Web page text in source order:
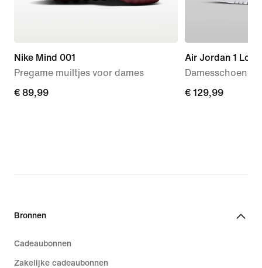
Nike Mind 001
Pregame muiltjes voor dames
€ 89,99
€ 89,99
Air Jordan 1 Low
Damesschoenen
€ 129,99
€ 129,99
Bronnen
Cadeaubonnen
Zakelijke cadeaubonnen